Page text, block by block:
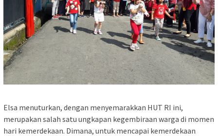
Elsa menuturkan, dengan menyemarakkan HUT RI ini,
merupakan salah satu ungkapan kegembiraan warga di momen
hari kemerdekaan. Dimana, untuk mencapai kemerdekaan